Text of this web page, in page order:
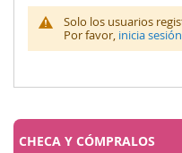
Solo los usuarios
Por favor, inicia sesión
CHECA Y CÓMPRALOS